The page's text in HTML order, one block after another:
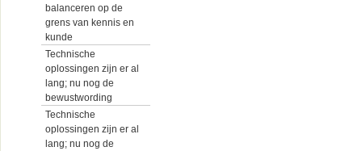
balanceren op de
grens van kennis en
kunde
Technische
oplossingen zijn er al
lang; nu nog de
bewustwording
Technische
oplossingen zijn er al
lang; nu nog de